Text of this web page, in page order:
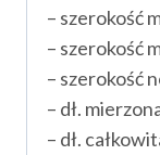
– szerokość
– szerokość
– szerokość
– dł.
– dł.